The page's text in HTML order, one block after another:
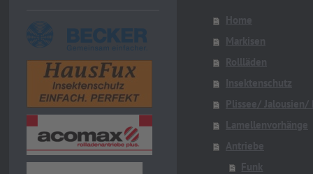
Home
Markisen
Rollläden
Insektenschutz
Plissee/ Jalousien/
Lamellenvorhänge
Antriebe
Funk